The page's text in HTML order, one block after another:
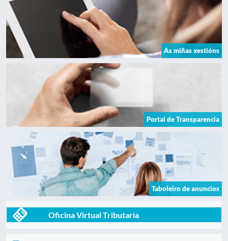
As miñas xestións
Portal de Transparencia
Taboleiro de anuncios
Oficina Virtual Tributaria